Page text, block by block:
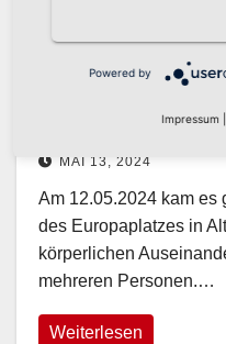
Gefährliche
Alt-Arnsberg
MAI 13, 2024
Am 12.05.2024 kam es
des Europaplatzes in
körperlichen
mehreren Personen.…
Weiterlesen
Powered by
Impressum